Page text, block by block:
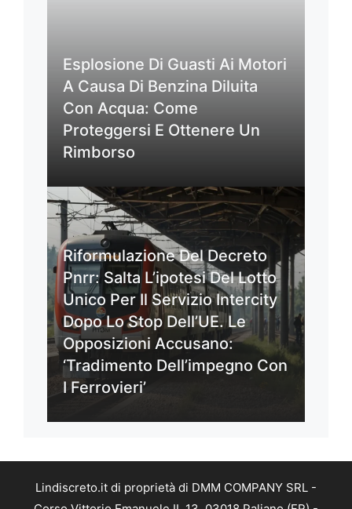
Esplosione Di Guasti Ai Motori
A Causa Di Benzina Diluita
Con Acqua: Come
Proteggersi E Ottenere Un
Rimborso
Riformulazione Del Decreto
Pnrr: Salta L’ipotesi Del Lotto
Unico Per Il Servizio Intercity
Dopo Lo Stop Dell’UE. Le
Opposizioni Accusano:
‘Tradimento Dell’impegno Con
I Ferrovieri’
Lindiscreto.it di proprietà di DMM COMPANY SRL -